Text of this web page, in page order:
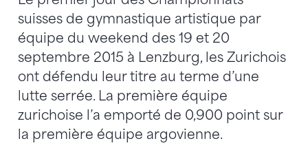
suisses de gymnastique artistique par
équipe du weekend des 19 et 20
septembre 2015 à Lenzburg, les Zurichois
ont défendu leur titre au terme d’une
lutte serrée. La première équipe
zurichoise l’a emporté de 0,900 point sur
la première équipe argovienne.